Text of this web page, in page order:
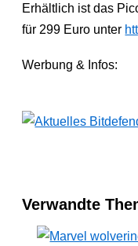
Erhältlich ist das
für 299 Euro unter
Werbung & Infos:
Verwandte